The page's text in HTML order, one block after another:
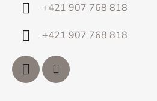
+421 907 768 818
+421 907 768 818